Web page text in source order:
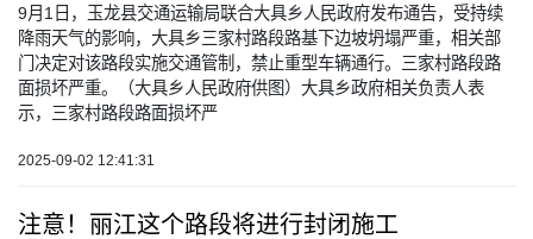
9月1日，玉龙县交通运输局联合大具乡人民政府发布通告，受持续
降雨天气的影响，大具乡三家村路段路基下边坡坍塌严重，相关部
门决定对该路段实施交通管制，禁止重型车辆通行。三家村路段路
面损坏严重。（大具乡人民政府供图）大具乡政府相关负责人表
示，三家村路段路面损坏严
2025-09-02 12:41:31
注意！丽江这个路段将进行封闭施工